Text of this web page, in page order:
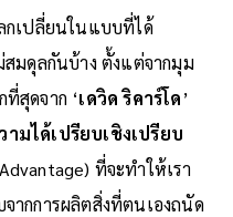
กเปลี่ยนในแบบที่ได้
มดุลกันบ้าง ตั้งแต่จากมุม
สุดจาก ‘เดวิด ริคาร์โด’
มได้เปรียบเชิงเปรียบ
ที่จะทำให้เรา
ากการผลิตสิ่งที่ตนเองถนัด